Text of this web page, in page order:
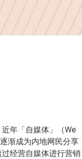
年「自媒体」（We
渐成为内地网民分享
经营自媒体进行营销